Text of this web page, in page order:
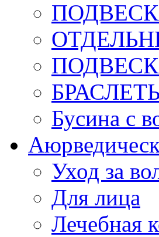
Бусина с
Уход за
Для лица
Лечебная